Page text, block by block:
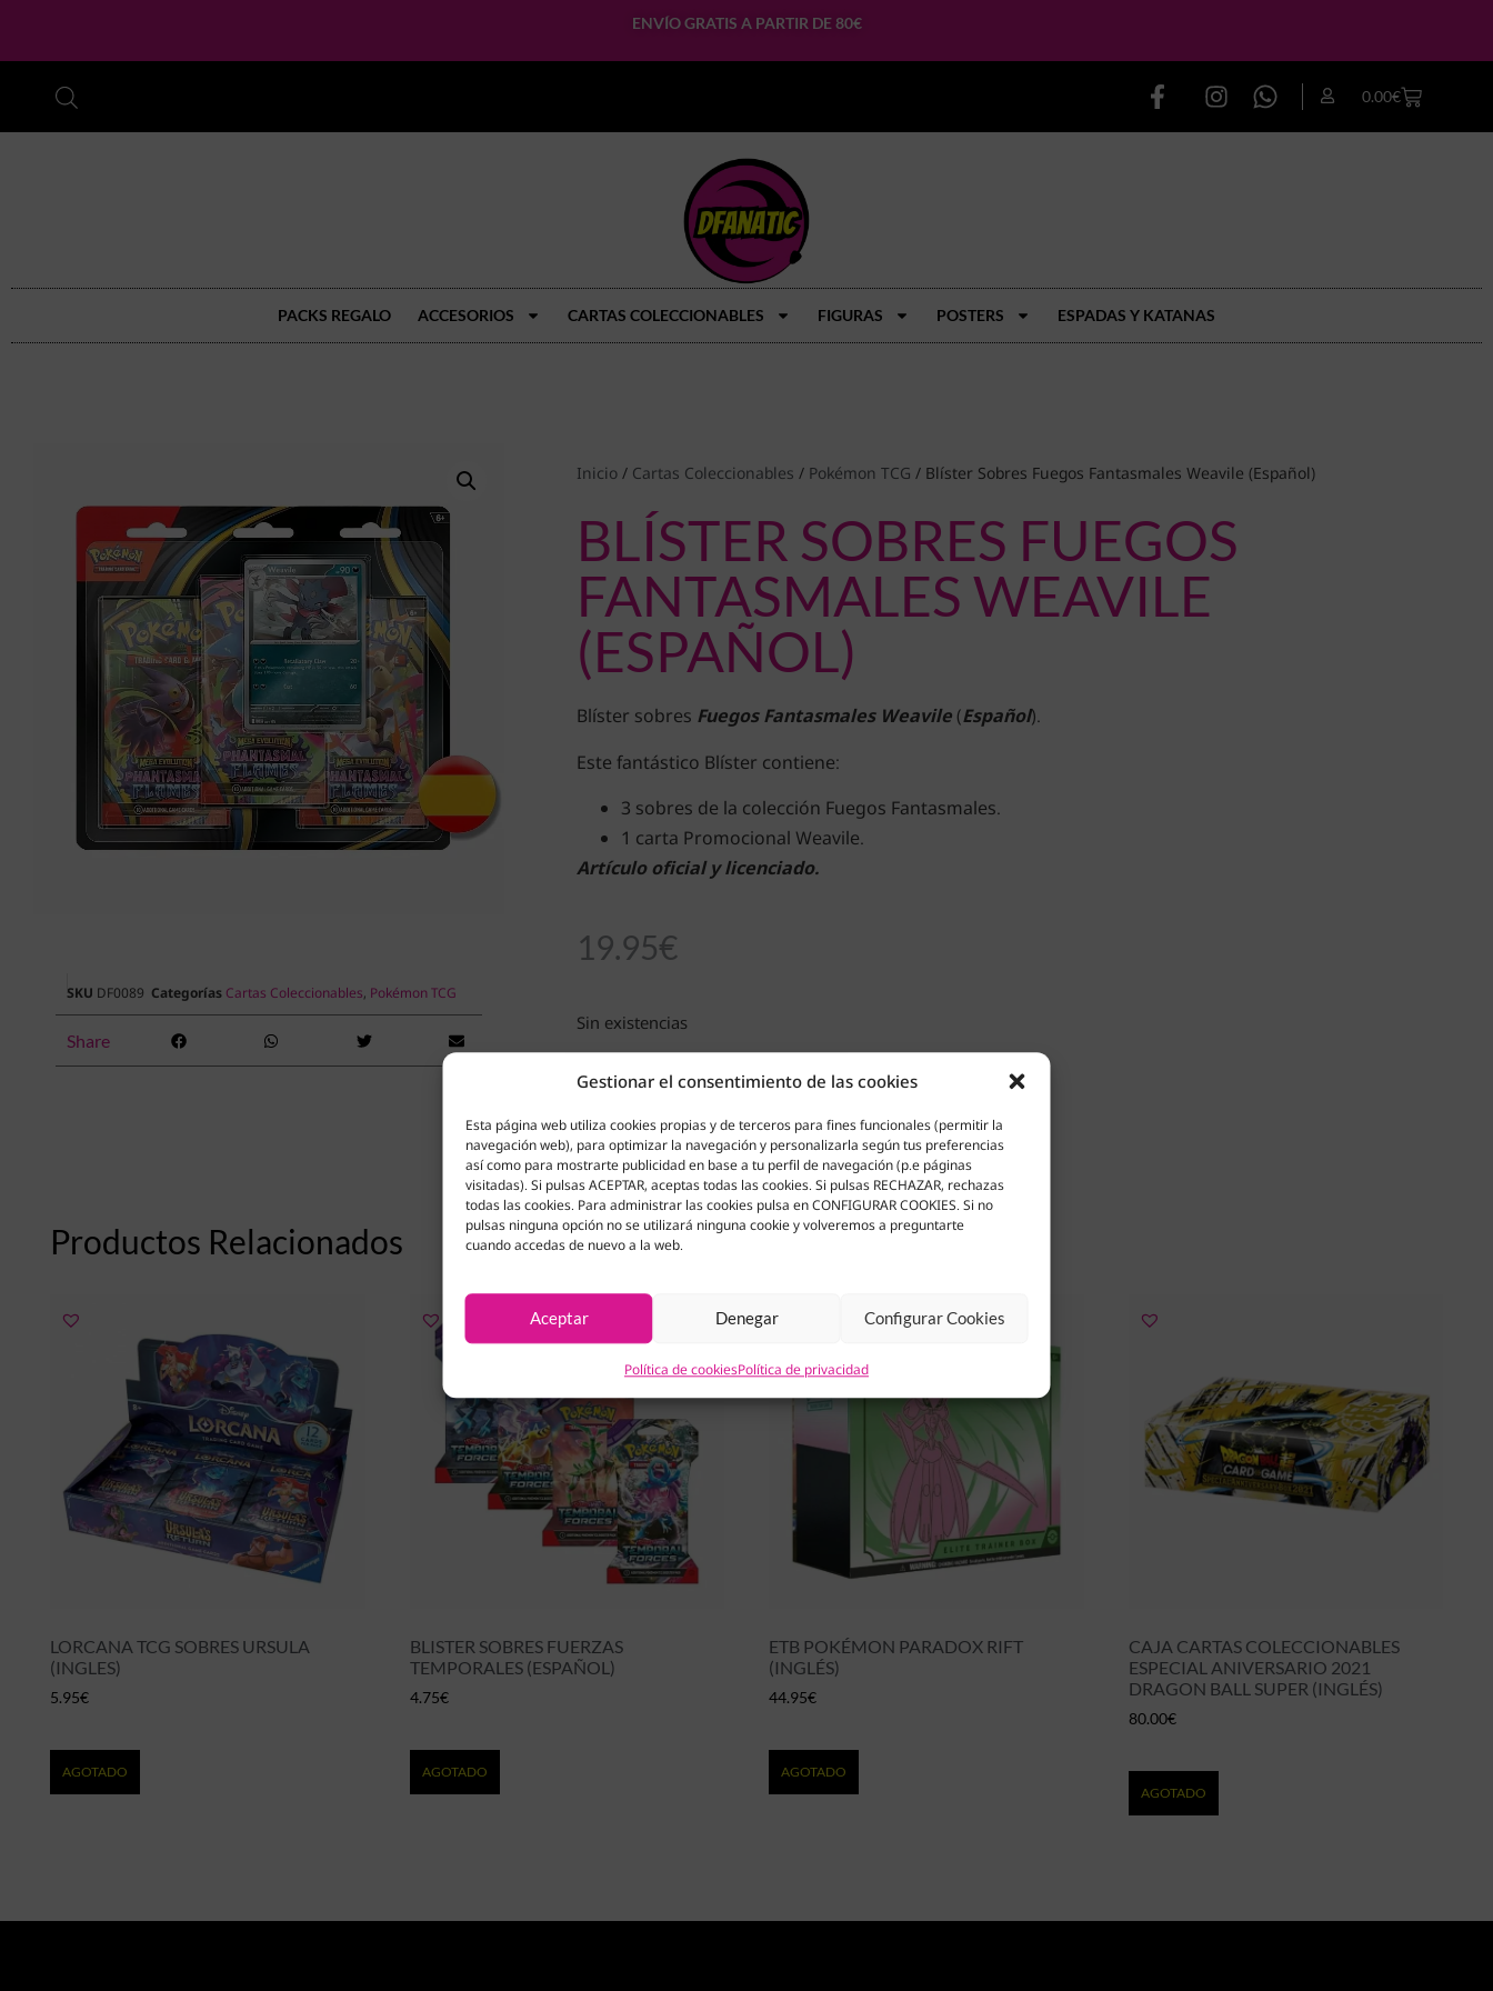
Gestionar el consentimiento de las cookies
Esta página web utiliza cookies propias y de terceros para fines funcionales (permitir la
navegación web), para optimizar la navegación y personalizarla según tus preferencias
así como para mostrarte publicidad en base a tu perfil de navegación (p.e páginas
visitadas). Si pulsas ACEPTAR, aceptas todas las cookies. Si pulsas RECHAZAR, rechazas
todas las cookies. Para administrar las cookies pulsa en CONFIGURAR COOKIES. Si no
pulsas ninguna opción no se utilizará ninguna cookie y volveremos a preguntarte
cuando accedas de nuevo a la web.
Aceptar Denegar Configurar Cookies
Política de cookiesPolítica de privacidad
ENVÍO GRATIS A PARTIR DE 80€
0.00€
PACKS REGALO ACCESORIOS CARTAS COLECCIONABLES FIGURAS POSTERS ESPADAS Y KATANAS
SKU DF0089 Categorías Cartas Coleccionables, Pokémon TCG
Share
Inicio/ Cartas Coleccionables / Pokémon TCG / Blíster Sobres Fuegos Fantasmales Weavile (Español)
BLÍSTER SOBRES FUEGOS
FANTASMALES WEAVILE
(ESPAÑOL)
Blíster sobres Fuegos Fantasmales Weavile (Español).
Este fantástico Blíster contiene:
3 sobres de la colección Fuegos Fantasmales.
1 carta Promocional Weavile.
Artículo oficial y licenciado.
19.95€
Sin existencias
Productos Relacionados
LORCANA TCG SOBRES URSULA
(INGLES)
5.95€
AGOTADO
BLISTER SOBRES FUERZAS
TEMPORALES (ESPAÑOL)
4.75€
AGOTADO
ETB POKÉMON PARADOX RIFT
(INGLÉS)
44.95€
AGOTADO
CAJA CARTAS COLECCIONABLES
ESPECIAL ANIVERSARIO 2021
DRAGON BALL SUPER (INGLÉS)
80.00€
AGOTADO